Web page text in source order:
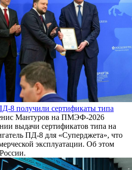
8 получили сертификаты типа
Мантуров на ПМЭФ-2026
выдачи сертификатов типа на
ПД-8 для «Суперджета», что
эксплуатации. Об этом